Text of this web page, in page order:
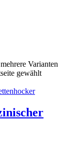
Varianten
gewählt